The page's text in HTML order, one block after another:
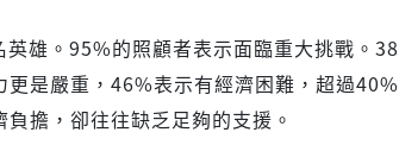
雄。95%的照顧者表示面臨重大挑戰。
是嚴重，46%表示有經濟困難，超過
擔，卻往往缺乏足夠的支援。